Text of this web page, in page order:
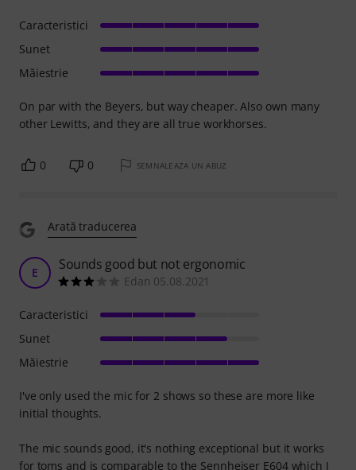
On par with the Beyers, but way cheaper. Also own many
other Lewitts, and they are all true workhorses.
Caracteristici
Sunet
Măiestrie
0 0 SEMNALEAZA UN ABUZ
Arată traducerea
E Sounds good but not ergonomic
Edan 05.08.2021
I've only used the mic for 2 shows so these are more like
initial thoughts.
The mic sounds good, it's nothing exceptional but it works
for toms and is comparable to the Sennheiser E604 which I
Caracteristici
Sunet
Măiestrie